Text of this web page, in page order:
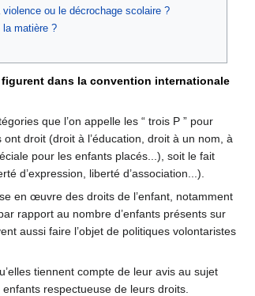
ou le décrochage scolaire ?
la matière ?
figurent dans la convention internationale
que l’on appelle les “ trois P ” pour
droit (droit à l’éducation, droit à un nom, à
pour les enfants placés...), soit le fait
d’expression, liberté d’association...).
en œuvre des droits de l’enfant, notamment
rapport au nombre d’enfants présents sur
aussi faire l’objet de politiques volontaristes
tiennent compte de leur avis au sujet
respectueuse de leurs droits.